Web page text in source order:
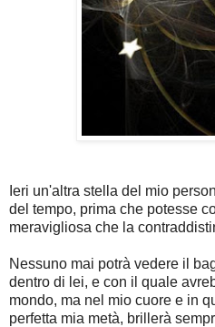
Ieri un'altra stella del mio
del tempo, prima che potesse
meravigliosa che la
Nessuno mai potrà vedere il
dentro di lei, e con il quale
mondo, ma nel mio cuore e in
perfetta mia metà, brillerà